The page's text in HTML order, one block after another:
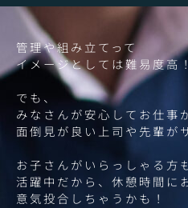
管理や組み立てって
イメージとしては難易度高
でも、
みなさんが安心してお仕事
面倒見が良い上司や先輩が
お子さんがいらっしゃる方
活躍中だから、休憩時間に
意気投合しちゃうかも！